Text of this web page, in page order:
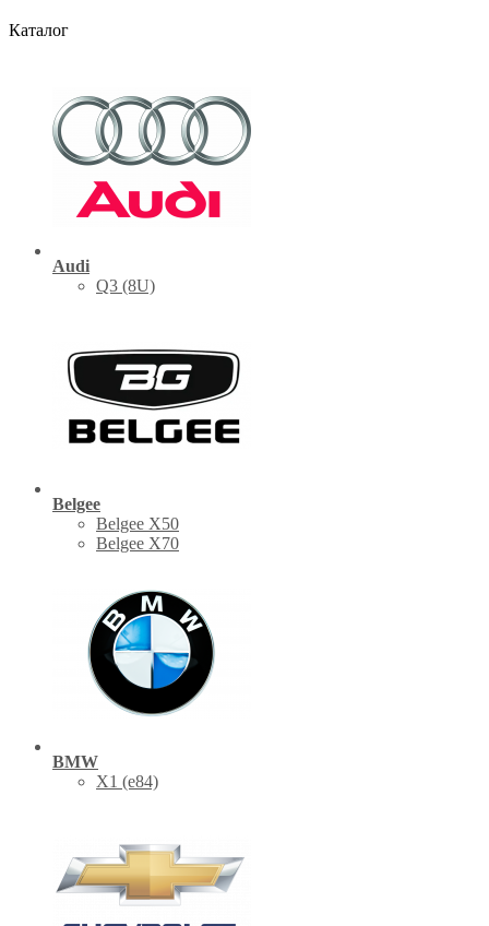
Каталог
Audi
Q3 (8U)
Belgee
Belgee X50
Belgee X70
BMW
X1 (е84)